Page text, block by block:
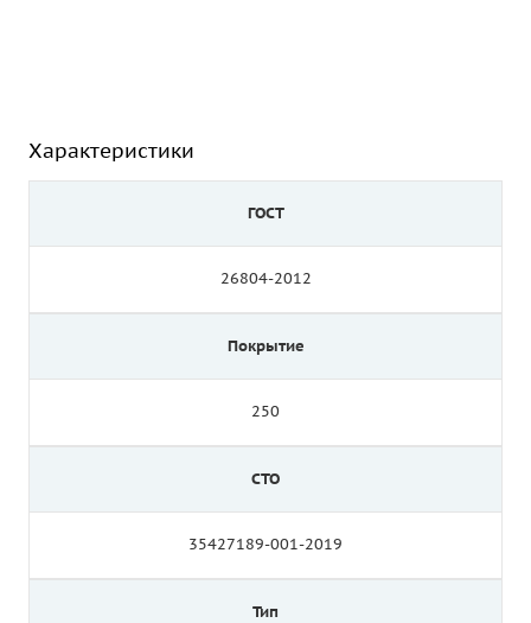
Характеристики
ГОСТ
26804-2012
Покрытие
250
СТО
35427189-001-2019
Тип